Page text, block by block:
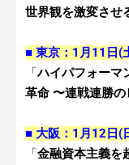
世界観を激変させ
■ 東京：1月11日(
「ハイパフォーマ
革命 〜連戦連勝
■ 大阪：1月12日(
「金融資本主義を